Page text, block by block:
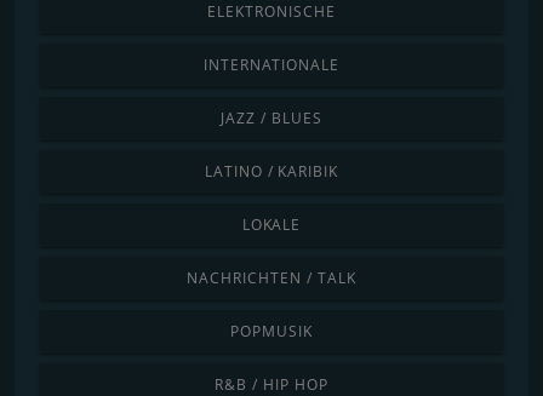
ELEKTRONISCHE
INTERNATIONALE
JAZZ / BLUES
LATINO / KARIBIK
LOKALE
NACHRICHTEN / TALK
POPMUSIK
R&B / HIP HOP